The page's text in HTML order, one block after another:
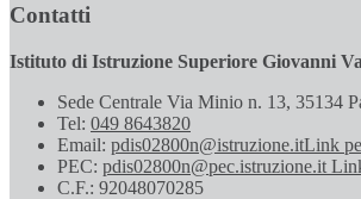
Contatti
Istituto di Istruzione Superiore Giovanni
Sede Centrale Via Minio n. 13, 35134
Tel: 049 8643820
Email: pdis02800n@istruzione.itLink
PEC: pdis02800n@pec.istruzione.it
C.F.: 92048070285